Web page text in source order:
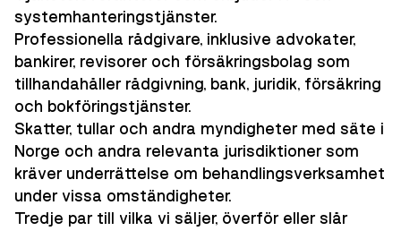
systemhanteringstjänster.
Professionella rådgivare, inklusive advokater,
bankirer, revisorer och försäkringsbolag som
tillhandahåller rådgivning, bank, juridik, försäkring
och bokföringstjänster.
Skatter, tullar och andra myndigheter med säte i
Norge och andra relevanta jurisdiktioner som
kräver underrättelse om behandlingsverksamhet
under vissa omständigheter.
Tredje par till vilka vi säljer, överför eller slår